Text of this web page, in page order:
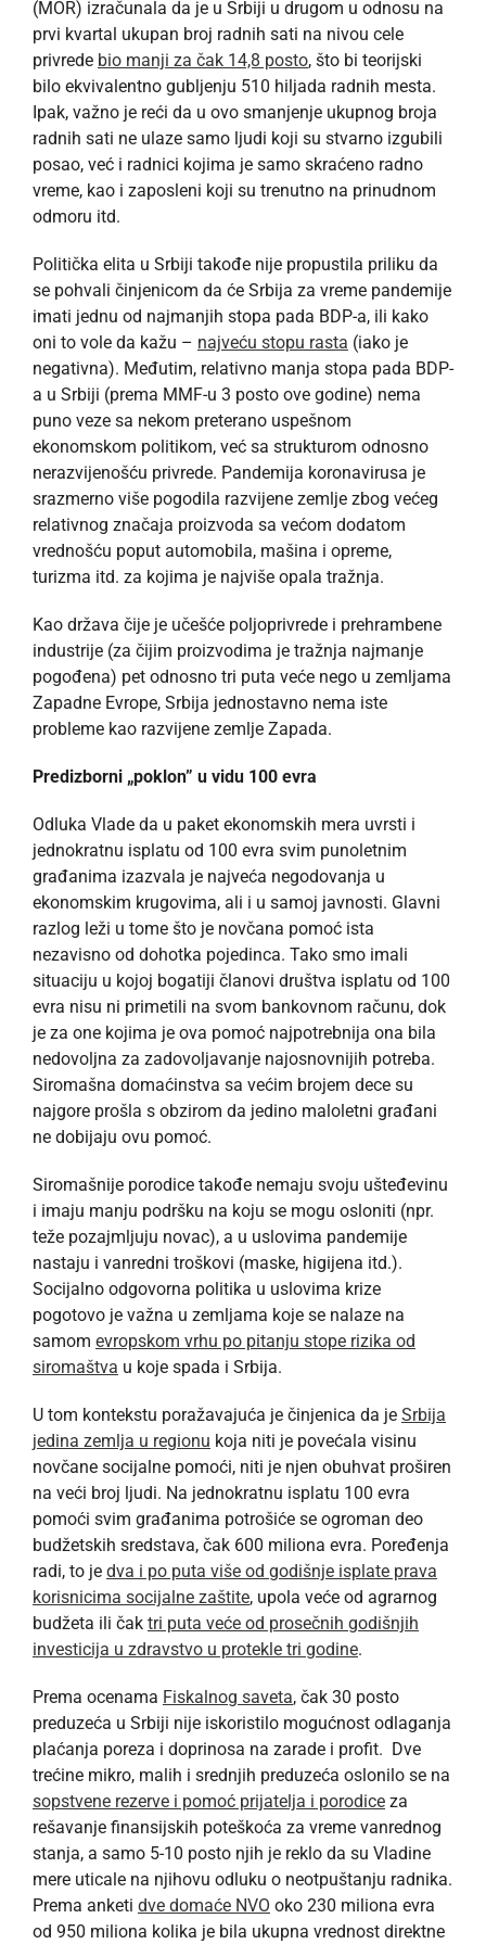
(MOR) izračunala da je u Srbiji u drugom u odnosu na
prvi kvartal ukupan broj radnih sati na nivou cele
privrede bio manji za čak 14,8 posto, što bi teorijski
bilo ekvivalentno gubljenju 510 hiljada radnih mesta.
Ipak, važno je reći da u ovo smanjenje ukupnog broja
radnih sati ne ulaze samo ljudi koji su stvarno izgubili
posao, već i radnici kojima je samo skraćeno radno
vreme, kao i zaposleni koji su trenutno na prinudnom
odmoru itd.
Politička elita u Srbiji takođe nije propustila priliku da
se pohvali činjenicom da će Srbija za vreme pandemije
imati jednu od najmanjih stopa pada BDP-a, ili kako
oni to vole da kažu – najveću stopu rasta (iako je
negativna). Međutim, relativno manja stopa pada BDP-
a u Srbiji (prema MMF-u 3 posto ove godine) nema
puno veze sa nekom preterano uspešnom
ekonomskom politikom, već sa strukturom odnosno
nerazvijenošću privrede. Pandemija koronavirusa je
srazmerno više pogodila razvijene zemlje zbog većeg
relativnog značaja proizvoda sa većom dodatom
vrednošću poput automobila, mašina i opreme,
turizma itd. za kojima je najviše opala tražnja.
Kao država čije je učešće poljoprivrede i prehrambene
industrije (za čijim proizvodima je tražnja najmanje
pogođena) pet odnosno tri puta veće nego u zemljama
Zapadne Evrope, Srbija jednostavno nema iste
probleme kao razvijene zemlje Zapada.
Predizborni „poklon” u vidu 100 evra
Odluka Vlade da u paket ekonomskih mera uvrsti i
jednokratnu isplatu od 100 evra svim punoletnim
građanima izazvala je najveća negodovanja u
ekonomskim krugovima, ali i u samoj javnosti. Glavni
razlog leži u tome što je novčana pomoć ista
nezavisno od dohotka pojedinca. Tako smo imali
situaciju u kojoj bogatiji članovi društva isplatu od 100
evra nisu ni primetili na svom bankovnom računu, dok
je za one kojima je ova pomoć najpotrebnija ona bila
nedovoljna za zadovoljavanje najosnovnijih potreba.
Siromašna domaćinstva sa većim brojem dece su
najgore prošla s obzirom da jedino maloletni građani
ne dobijaju ovu pomoć.
Siromašnije porodice takođe nemaju svoju ušteđevinu
i imaju manju podršku na koju se mogu osloniti (npr.
teže pozajmljuju novac), a u uslovima pandemije
nastaju i vanredni troškovi (maske, higijena itd.).
Socijalno odgovorna politika u uslovima krize
pogotovo je važna u zemljama koje se nalaze na
samom evropskom vrhu po pitanju stope rizika od
siromaštva u koje spada i Srbija.
U tom kontekstu poražavajuća je činjenica da je Srbija
jedina zemlja u regionu koja niti je povećala visinu
novčane socijalne pomoći, niti je njen obuhvat proširen
na veći broj ljudi. Na jednokratnu isplatu 100 evra
pomoći svim građanima potrošiće se ogroman deo
budžetskih sredstava, čak 600 miliona evra. Poređenja
radi, to je dva i po puta više od godišnje isplate prava
korisnicima socijalne zaštite, upola veće od agrarnog
budžeta ili čak tri puta veće od prosečnih godišnjih
investicija u zdravstvo u protekle tri godine.
Prema ocenama Fiskalnog saveta, čak 30 posto
preduzeća u Srbiji nije iskoristilo mogućnost odlaganja
plaćanja poreza i doprinosa na zarade i profit. Dve
trećine mikro, malih i srednjih preduzeća oslonilo se na
sopstvene rezerve i pomoć prijatelja i porodice za
rešavanje finansijskih poteškoća za vreme vanrednog
stanja, a samo 5-10 posto njih je reklo da su Vladine
mere uticale na njihovu odluku o neotpuštanju radnika.
Prema anketi dve domaće NVO oko 230 miliona evra
od 950 miliona kolika je bila ukupna vrednost direktne